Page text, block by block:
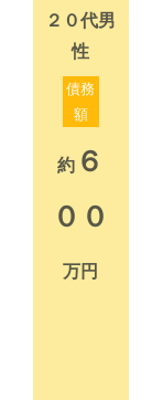
２０代男
性
債務
額
約 ６
００
万円